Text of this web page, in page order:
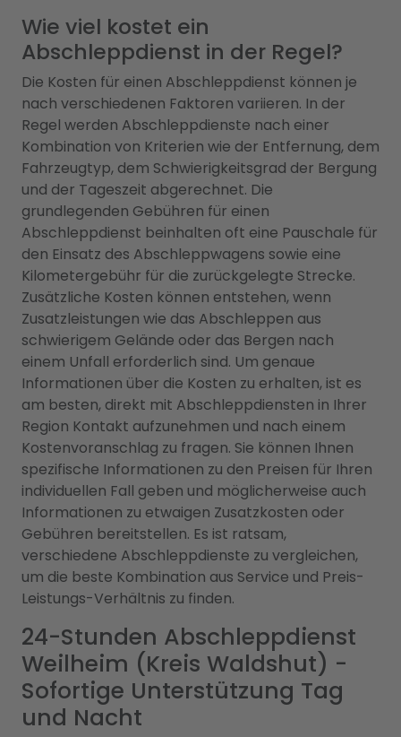
Wie viel kostet ein
Abschleppdienst in der Regel?
Die Kosten für einen Abschleppdienst können je
nach verschiedenen Faktoren variieren. In der
Regel werden Abschleppdienste nach einer
Kombination von Kriterien wie der Entfernung, dem
Fahrzeugtyp, dem Schwierigkeitsgrad der Bergung
und der Tageszeit abgerechnet. Die
grundlegenden Gebühren für einen
Abschleppdienst beinhalten oft eine Pauschale für
den Einsatz des Abschleppwagens sowie eine
Kilometergebühr für die zurückgelegte Strecke.
Zusätzliche Kosten können entstehen, wenn
Zusatzleistungen wie das Abschleppen aus
schwierigem Gelände oder das Bergen nach
einem Unfall erforderlich sind. Um genaue
Informationen über die Kosten zu erhalten, ist es
am besten, direkt mit Abschleppdiensten in Ihrer
Region Kontakt aufzunehmen und nach einem
Kostenvoranschlag zu fragen. Sie können Ihnen
spezifische Informationen zu den Preisen für Ihren
individuellen Fall geben und möglicherweise auch
Informationen zu etwaigen Zusatzkosten oder
Gebühren bereitstellen. Es ist ratsam,
verschiedene Abschleppdienste zu vergleichen,
um die beste Kombination aus Service und Preis-
Leistungs-Verhältnis zu finden.
24-Stunden Abschleppdienst
Weilheim (Kreis Waldshut) -
Sofortige Unterstützung Tag
und Nacht